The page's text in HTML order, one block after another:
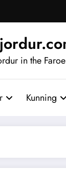
in the
Kunning